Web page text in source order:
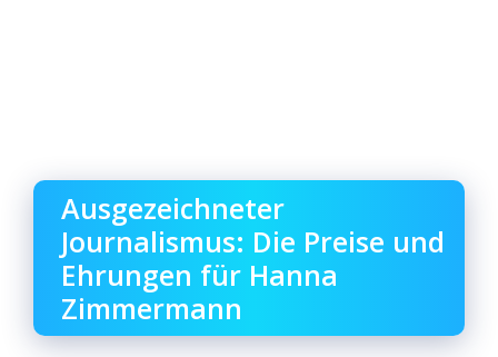
Ausgezeichneter
Journalismus: Die Preise und
Ehrungen für Hanna
Zimmermann